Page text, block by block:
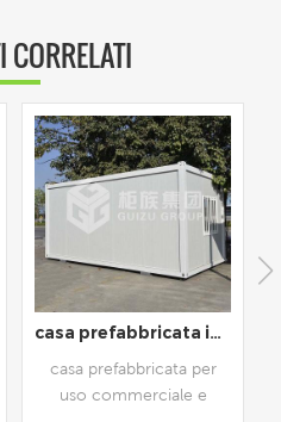
CORRELATI
casa prefabbricata in confezione piatta di qualità per assemblaggio rapido per dormitorio
casa prefabbricata per
uso commerciale e